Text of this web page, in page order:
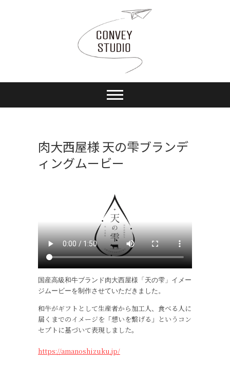
肉大西屋様 天の雫ブランデ
ィングムービー
国産高級和牛ブランド肉大西屋様「天の雫」イメー
ジムービーを制作させていただきました。
和牛がギフトとして生産者から加工人、食べる人に
届くまでのイメージを「想いを繋げる」というコン
セプトに基づいて表現しました。
https://amanoshizuku.jp/